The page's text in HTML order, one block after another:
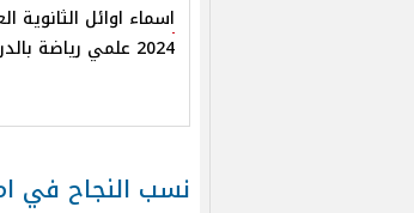
اسماء اوائل الثانوية
2024 علمي رياضة بالدرجات
نسب النجاح في